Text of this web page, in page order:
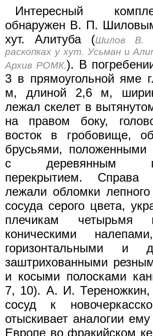
Интересный
обнаружен В. П.
хут. Алитуба (Шилов В.
раскопках у хут. Усьман и
Архив РОМК.). В
3 в прямоугольной яме
м, длиной 2,6 м,
лежал скелет в
на правом боку,
восток в гробовище,
брусьями, положенными
с деревянным
перекрытием. Справа
лежали обломки лепного
сосуда серого цвета,
плечикам четырьмя
коническими
горизонтальными и
заштрихованными
и косыми полосками
7, 10). A. И. Тереножкин,
сосуд к
отыскивает аналогии
Европе во фракийском